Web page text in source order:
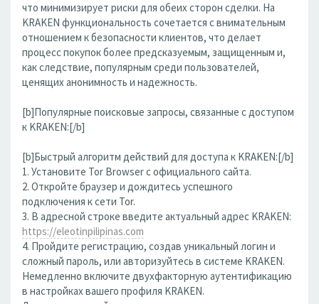
что минимизирует риски для обеих сторон сделки. На
KRAKEN функциональность сочетается с внимательным
отношением к безопасности клиентов, что делает
процесс покупок более предсказуемым, защищенным и,
как следствие, популярным среди пользователей,
ценящих анонимность и надежность.
[b]Популярные поисковые запросы, связанные с доступом
к KRAKEN:[/b]
[b]Быстрый алгоритм действий для доступа к KRAKEN:[/b]
1. Установите Tor Browser с официального сайта.
2. Откройте браузер и дождитесь успешного
подключения к сети Tor.
3. В адресной строке введите актуальный адрес KRAKEN:
https://eleotinpilipinas.com
4. Пройдите регистрацию, создав уникальный логин и
сложный пароль, или авторизуйтесь в системе KRAKEN.
Немедленно включите двухфакторную аутентификацию
в настройках вашего профиля KRAKEN.